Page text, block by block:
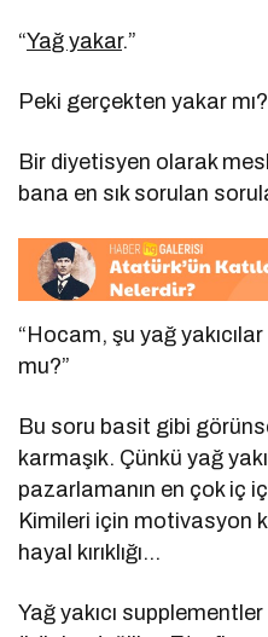
“Yağ yakar.”
Peki gerçekten yakar mı?
Bir diyetisyen olarak
bana en sık sorulan
“Hocam, şu yağ
mu?”
Bu soru basit gibi
karmaşık. Çünkü yağ
pazarlamanın en çok iç
Kimileri için motivasyon
hayal kırıklığı…
Yağ yakıcı